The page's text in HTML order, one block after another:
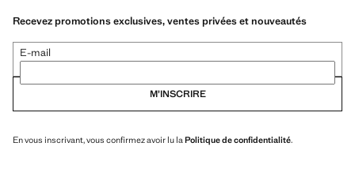
Recevez promotions exclusives, ventes privées et nouveautés
E-mail
M’INSCRIRE
En vous inscrivant, vous confirmez avoir lu laPolitique de confidentialité.